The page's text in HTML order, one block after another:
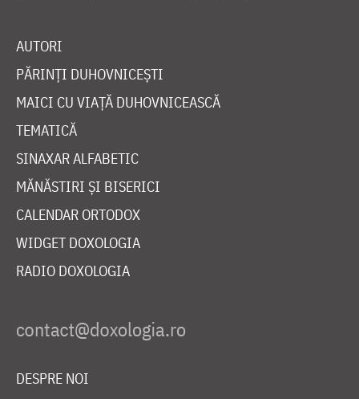
AUTORI
PĂRINȚI DUHOVNICEȘTI
MAICI CU VIAȚĂ DUHOVNICEASCĂ
TEMATICĂ
SINAXAR ALFABETIC
MĂNĂSTIRI ȘI BISERICI
CALENDAR ORTODOX
WIDGET DOXOLOGIA
RADIO DOXOLOGIA
DESPRE NOI